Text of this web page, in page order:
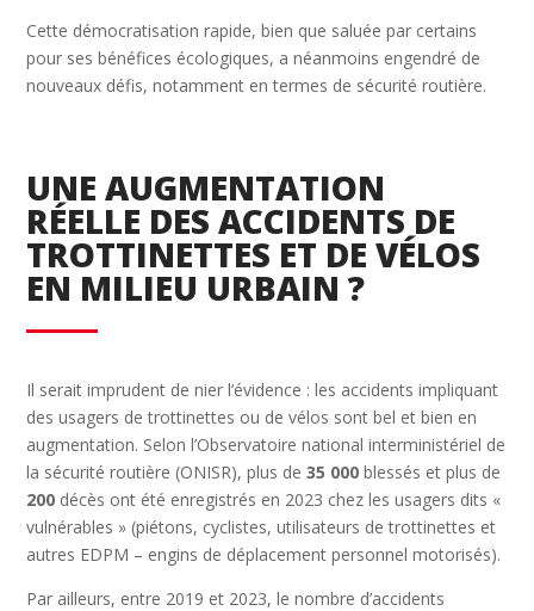
Cette démocratisation rapide, bien que saluée par certains
pour ses bénéfices écologiques, a néanmoins engendré de
nouveaux défis, notamment en termes de sécurité routière.
UNE AUGMENTATION
RÉELLE DES ACCIDENTS DE
TROTTINETTES ET DE VÉLOS
EN MILIEU URBAIN ?
Il serait imprudent de nier l’évidence : les accidents impliquant
des usagers de trottinettes ou de vélos sont bel et bien en
augmentation. Selon l’Observatoire national interministériel de
la sécurité routière (ONISR), plus de35 000 blessés et plus de
200 décès ont été enregistrés en 2023 chez les usagers dits «
vulnérables » (piétons, cyclistes, utilisateurs de trottinettes et
autres EDPM – engins de déplacement personnel motorisés).
Par ailleurs, entre 2019 et 2023, le nombre d’accidents